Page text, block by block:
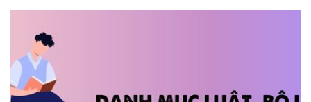
đưa nội dung soạn thảo biên bản và các văn bản thông dụng
khác thành môn học nhằm đào tạo kỹ năng cho sinh viên ngay
từ thời điểm còn ngồi trên ghế nhà trường.